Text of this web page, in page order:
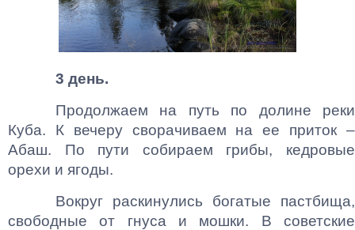
3 день.
Продолжаем на путь по долине реки
Куба. К вечеру сворачиваем на ее приток –
Абаш. По пути собираем грибы, кедровые
орехи и ягоды.
Вокруг раскинулись богатые пастбища,
свободные от гнуса и мошки. В советские